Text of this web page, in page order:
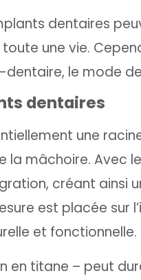
dentaires
une vie.
le mode
dentaires
une
la mâchoire. Avec
créant ainsi
est placée
et fonctionnelle.
en titane – peut